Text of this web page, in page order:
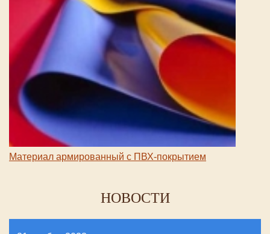
Материал армированный с ПВХ-покрытием
НОВОСТИ